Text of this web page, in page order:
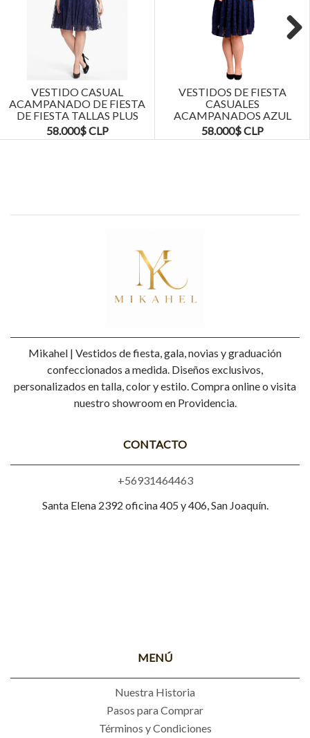
VESTIDO CASUAL
ACAMPANADO DE FIESTA
DE FIESTA TALLAS PLUS
KADRIHEL
58.000$ CLP
VESTIDOS DE FIESTA
CASUALES
ACAMPANADOS AZUL
MARINO TALLAS PLUS
KADRIHEL
58.000$ CLP
Mikahel | Vestidos de fiesta, gala, novias y graduación
confeccionados a medida. Diseños exclusivos,
personalizados en talla, color y estilo. Compra online o visita
nuestro showroom en Providencia.
CONTACTO
+56931464463
Santa Elena 2392 oficina 405 y 406, San Joaquín.
MENÚ
Nuestra Historia
Pasos para Comprar
Términos y Condiciones